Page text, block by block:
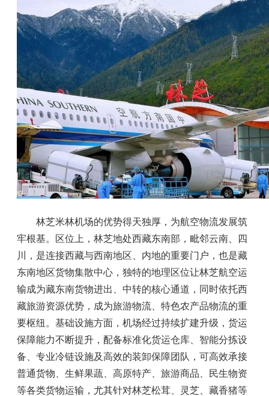
林芝米林机场的优势得天独厚，为航空物流发展筑
牢根基。区位上，林芝地处西藏东南部，毗邻云南、四
川，是连接西藏与西南地区、内地的重要门户，也是藏
东南地区货物集散中心，独特的地理区位让林芝航空运
输成为藏东南货物进出、中转的核心通道，同时依托西
藏旅游资源优势，成为旅游物流、特色农产品物流的重
要枢纽。基础设施方面，机场经过持续扩建升级，货运
保障能力不断提升，配备标准化货运仓库、智能分拣设
备、专业冷链设施及高效的装卸保障团队，可高效承接
普通货物、生鲜果蔬、高原特产、旅游商品、民生物资
等各类货物运输，尤其针对林芝松茸、灵芝、藏香猪等